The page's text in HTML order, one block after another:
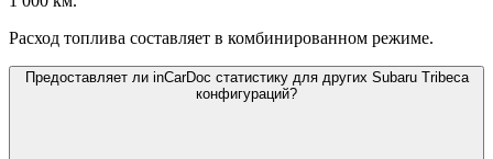
Расход топлива составляет в комбинированном режиме.
Предоставляет ли inCarDoc статистику для других Subaru Tribeca
конфигураций?